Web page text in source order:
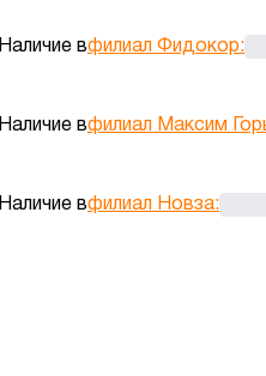
Наличие вфилиал Фидокор:
Наличие вфилиал Максим
Наличие вфилиал Новза: